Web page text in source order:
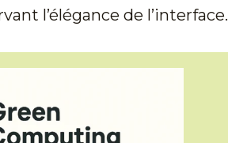
l’élégance de l’interface.